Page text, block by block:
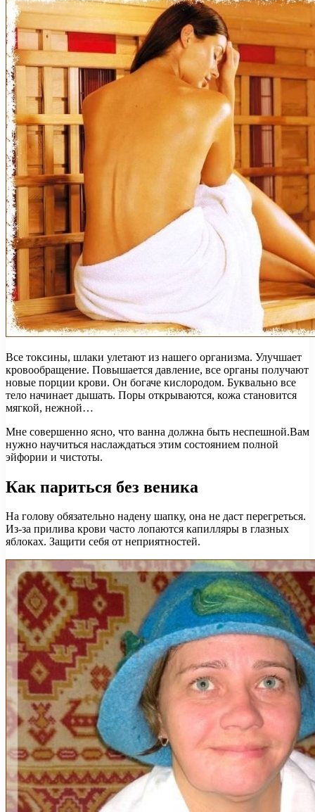
Все токсины, шлаки улетают из нашего организма. Улучшает
кровообращение. Повышается давление, все органы получают
новые порции крови. Он богаче кислородом. Буквально все
тело начинает дышать. Поры открываются, кожа становится
мягкой, нежной…
Мне совершенно ясно, что ванна должна быть неспешной.Вам
нужно научиться наслаждаться этим состоянием полной
эйфории и чистоты.
Как париться без веника
На голову обязательно надену шапку, она не даст перегреться.
Из-за прилива крови часто лопаются капилляры в глазных
яблоках. Защити себя от неприятностей.